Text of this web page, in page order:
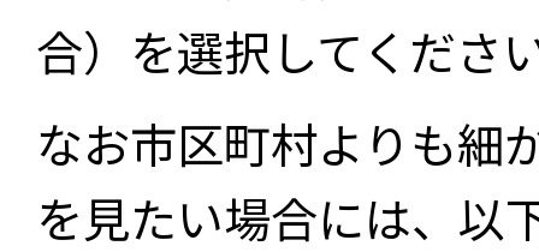
合）を選択してくださ
なお市区町村よりも細
を見たい場合には、以